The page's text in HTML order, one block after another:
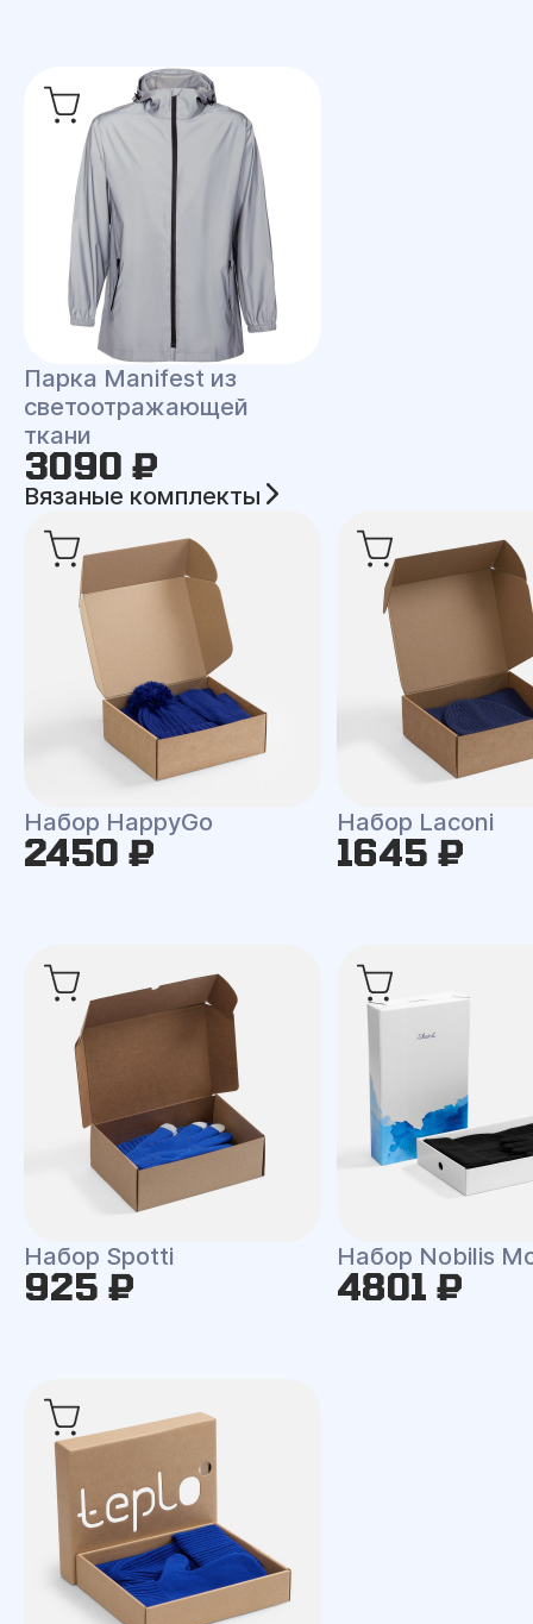
Парка Manifest из
светоотражающей
ткани
3090 ₽
Вязаные комплекты
Набор HappyGo
2450 ₽
Набор Laconi
1645 ₽
Набор Spotti
925 ₽
Набор Nobilis
4801 ₽